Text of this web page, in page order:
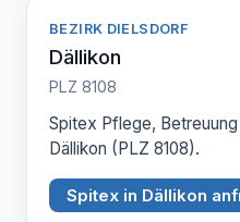
BEZIRK DIELSDORF
Dällikon
PLZ 8108
Spitex Pflege,
Dällikon (PLZ 8108).
Spitex in Dällikon